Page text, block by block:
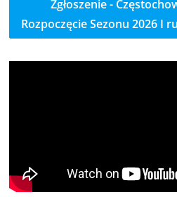
Zgłoszenie -
Rozpoczęcie Sezonu 2026 I